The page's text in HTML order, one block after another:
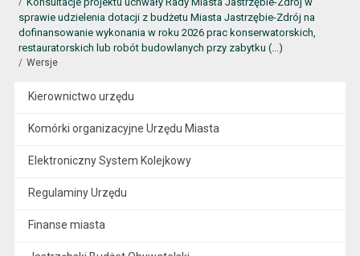
sprawie udzielenia dotacji z budżetu Miasta Jastrzębie-Zdrój na
dofinansowanie wykonania w roku 2026 prac konserwatorskich,
restauratorskich lub robót budowlanych przy zabytku (...)
Wersje
Kierownictwo urzędu
Komórki organizacyjne Urzędu Miasta
Elektroniczny System Kolejkowy
Regulaminy Urzędu
Finanse miasta